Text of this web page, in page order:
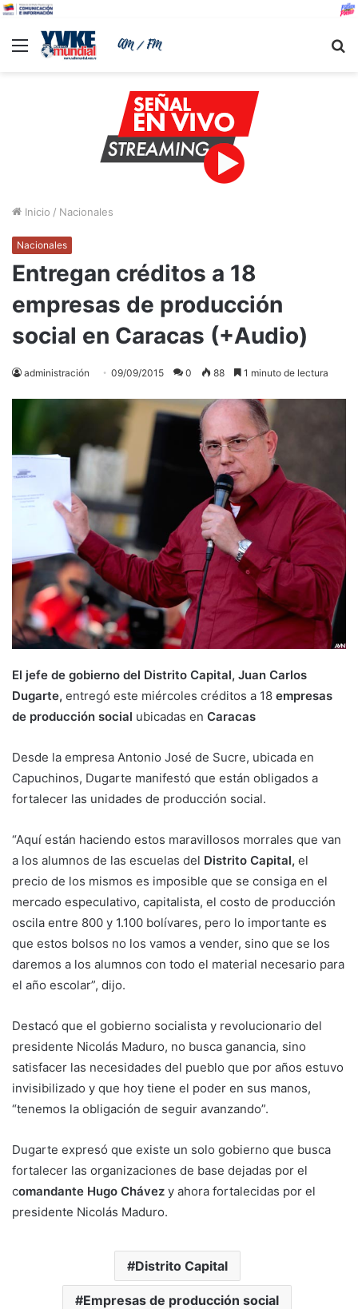
Menu
Inicio / Nacionales
Nacionales
Entregan créditos a 18
empresas de producción
social en Caracas (+Audio)
administración 09/09/2015 0 88 1 minuto de lectura
El jefe de gobierno del Distrito Capital, Juan Carlos
Dugarte, entregó este miércoles créditos a 18 empresas
de producción social ubicadas en Caracas
Desde la empresa Antonio José de Sucre, ubicada en
Capuchinos, Dugarte manifestó que están obligados a
fortalecer las unidades de producción social.
“Aquí están haciendo estos maravillosos morrales que van
a los alumnos de las escuelas del Distrito Capital, el
precio de los mismos es imposible que se consiga en el
mercado especulativo, capitalista, el costo de producción
oscila entre 800 y 1.100 bolívares, pero lo importante es
que estos bolsos no los vamos a vender, sino que se los
daremos a los alumnos con todo el material necesario para
el año escolar”, dijo.
Destacó que el gobierno socialista y revolucionario del
presidente Nicolás Maduro, no busca ganancia, sino
satisfacer las necesidades del pueblo que por años estuvo
invisibilizado y que hoy tiene el poder en sus manos,
“tenemos la obligación de seguir avanzando”.
Dugarte expresó que existe un solo gobierno que busca
fortalecer las organizaciones de base dejadas por el
comandante Hugo Chávez y ahora fortalecidas por el
presidente Nicolás Maduro.
Distrito Capital
Empresas de producción social